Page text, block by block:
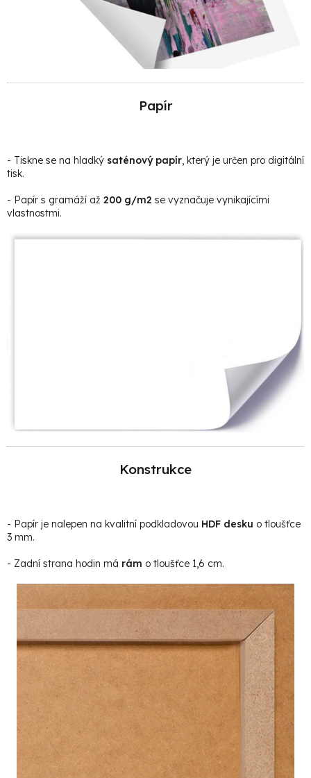
Papír
- Tiskne se na hladký saténový papír, který je určen pro digitální
tisk.
- Papír s gramáží až 200 g/m2 se vyznačuje vynikajícími
vlastnostmi.
Konstrukce
- Papír je nalepen na kvalitní podkladovou HDF desku o tloušťce
3 mm.
- Zadní strana hodin má rám o tloušťce 1,6 cm.